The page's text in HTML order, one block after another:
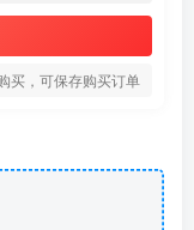
买，可保存购买订单